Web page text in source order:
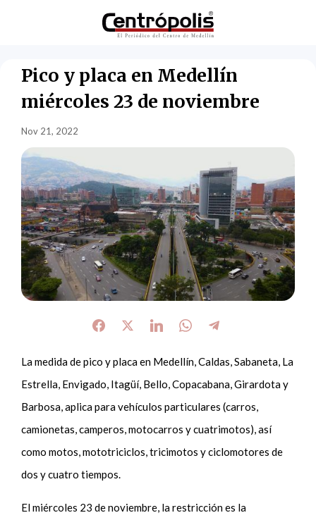
Pico y placa en Medellín
miércoles 23 de noviembre
Nov 21, 2022
La medida de pico y placa en Medellín, Caldas, Sabaneta, La
Estrella, Envigado, Itagüí, Bello, Copacabana, Girardota y
Barbosa, aplica para vehículos particulares (carros,
camionetas, camperos, motocarros y cuatrimotos), así
como motos, mototriciclos, tricimotos y ciclomotores de
dos y cuatro tiempos.
El miércoles 23 de noviembre, la restricción es la